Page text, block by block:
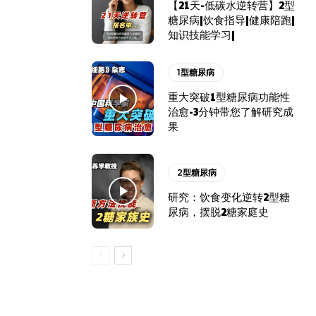
【21天-低碳水逆转营】2型
糖尿病|饮食指导|健康陪跑|
知识技能学习|
1型糖尿病
重大突破1型糖尿病功能性
治愈-3分钟带您了解研究成
果
2型糖尿病
研究：饮食变化逆转2型糖
尿病，摆脱2糖家庭史